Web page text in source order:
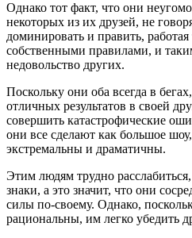
Однако тот факт, что они
некоторых из их друзей, не
доминировать и править,
собственными правилами, и
недовольство других.
Поскольку они оба всегда в
отличных результатов в своей
совершить катастрофические
они все сделают как большое
экстремальны и драматичны.
Этим людям трудно
знаки, а это значит, что они
силы по-своему. Однако,
рациональны, им легко убедить